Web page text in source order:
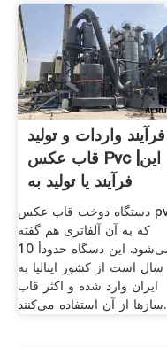
فرآیند واردات و تولید
قاب عکس Pvc |این
فرآیند یا تولید به
دستگاه دوخت قاب عکس pvc
که به آن آلفاتری هم گفته
می‌شود. این دسگاه حدودأ 10
سال است از کشور ایتالیا به
ایران وارد شده و اکثر قاب
سازها از آن استفاده می‌کنند.